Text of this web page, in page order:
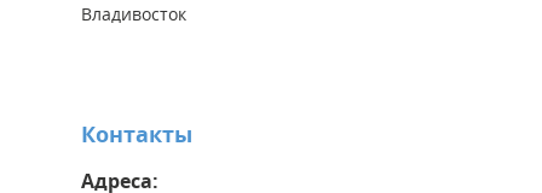
Владивосток
Контакты
Адреса: